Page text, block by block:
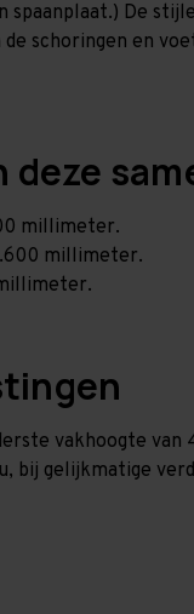
De
schoringen en
millimeter.
millimeter.
vakhoogte van
bij gelijkmatige